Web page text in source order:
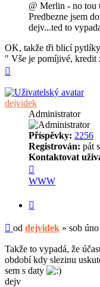
@ Merlin - no tou
Predbezne jsem
dejv...ted to
OK, takže tři blicí pytlíky
" Vše je pomíjivé, kredit
dejvidek
Administrator
Příspěvky: 2256
Registrován: pát
Kontaktovat
uživatele
dejvidek
WWW
Příspěvek
od dejvidek » sob
Takže to vypadá, že
období kdy slezinu
sem s daty
dejv